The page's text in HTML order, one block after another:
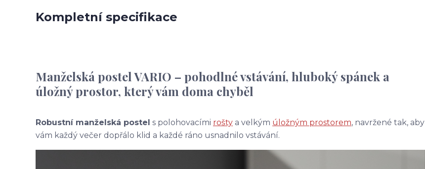
Kompletní specifikace
Manželská postel VARIO – pohodlné vstávání, hluboký spánek a
úložný prostor, který vám doma chyběl
Robustní manželská postel s polohovacími rošty a velkým úložným prostorem, navržené tak, aby
vám každý večer dopřálo klid a každé ráno usnadnilo vstávání.